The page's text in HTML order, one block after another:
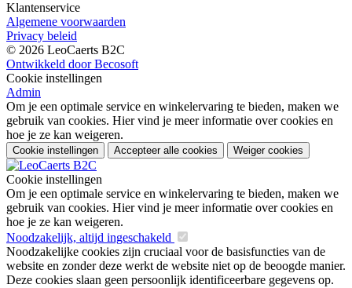
Klantenservice
Algemene voorwaarden
Privacy beleid
© 2026 LeoCaerts B2C
Ontwikkeld door Becosoft
Cookie instellingen
Admin
Om je een optimale service en winkelervaring te bieden, maken we
gebruik van cookies. Hier vind je meer informatie over cookies en
hoe je ze kan weigeren.
Cookie instellingen Accepteer alle cookies Weiger cookies
Cookie instellingen
Om je een optimale service en winkelervaring te bieden, maken we
gebruik van cookies. Hier vind je meer informatie over cookies en
hoe je ze kan weigeren.
Noodzakelijk, altijd ingeschakeld
Noodzakelijke cookies zijn cruciaal voor de basisfuncties van de
website en zonder deze werkt de website niet op de beoogde manier.
Deze cookies slaan geen persoonlijk identificeerbare gegevens op.